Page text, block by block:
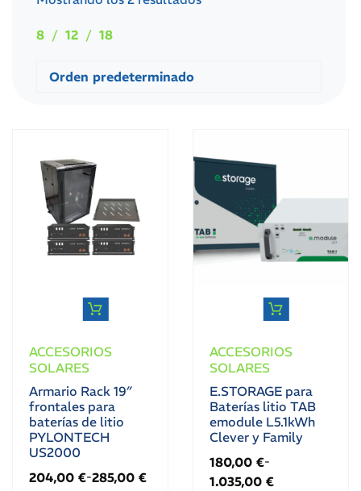
8 12 18
ACCESORIOS
SOLARES
Armario Rack 19″
frontales para
baterías de litio
PYLONTECH
US2000
204,00 €-285,00 €
ACCESORIOS
SOLARES
E.STORAGE para
Baterías litio TAB
emodule L5.1kWh
Clever y Family
180,00 €-
1.035,00 €